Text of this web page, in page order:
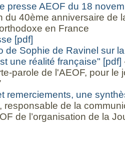
presse AEOF du 18
du 40ème anniversaire de
en France
[pdf]
de Sophie de Ravinel sur
une réalité française" [pdf]
parole de l'AEOF, pour le
remerciements, une
responsable de la
de l’organisation de la